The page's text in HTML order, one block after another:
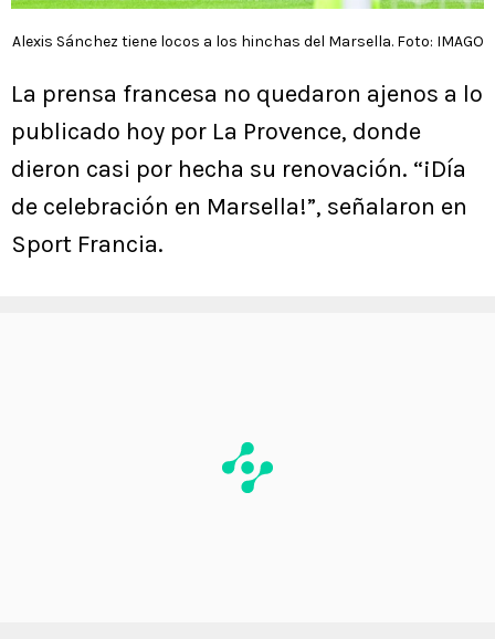
Alexis Sánchez tiene locos a los hinchas del Marsella. Foto: IMAGO
La prensa francesa no quedaron ajenos a lo
publicado hoy por La Provence, donde
dieron casi por hecha su renovación. “¡Día
de celebración en Marsella!”, señalaron en
Sport Francia.